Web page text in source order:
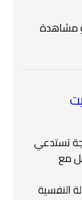
مشاهدة
تستدعي
مع
النفسية